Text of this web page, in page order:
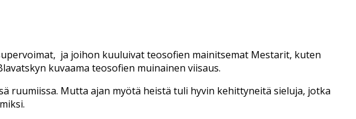
ja joihon kuuluivat teosofien mainitsemat Mestarit, kuten
kuvaama teosofien muinainen viisaus.
ruumiissa. Mutta ajan myötä heistä tuli hyvin kehittyneitä sieluja, jotka